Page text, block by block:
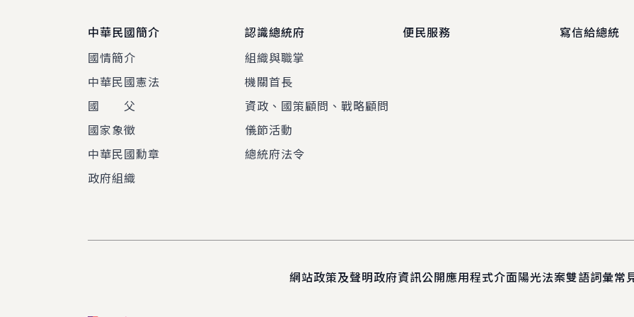
中華民國簡介
國情簡介
中華民國憲法
國 父
國家象徵
中華民國勳章
政府組織
認識總統府
組織與職掌
機關首長
資政、國策顧問、戰略顧問
儀節活動
總統府法令
便民服務 寫信給總統
網站政策及聲明政府資訊公開應用程式介面陽光法案雙語詞彙常